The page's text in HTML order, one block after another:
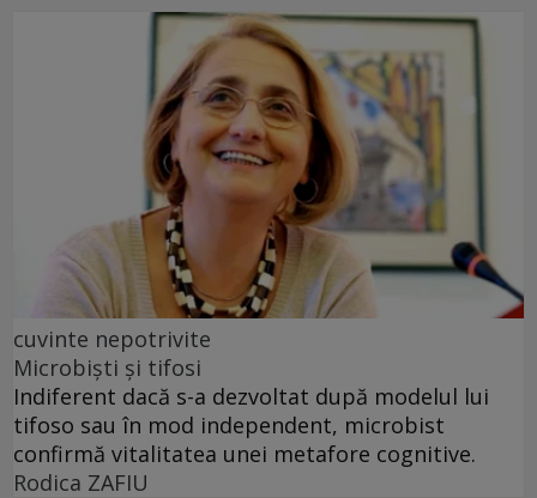
cuvinte nepotrivite
Microbiști și tifosi
Indiferent dacă s-a dezvoltat după modelul lui
tifoso sau în mod independent, microbist
confirmă vitalitatea unei metafore cognitive.
Rodica ZAFIU